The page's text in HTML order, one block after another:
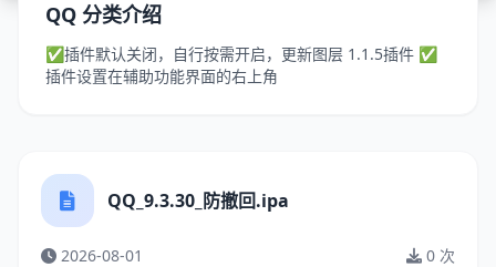
QQ 分类介绍
✅插件默认关闭，自行按需开启，更新图层 1.1.5插件 ✅
插件设置在辅助功能界面的右上角
QQ_9.3.30_防撤回.ipa
2026-08-01 0 次